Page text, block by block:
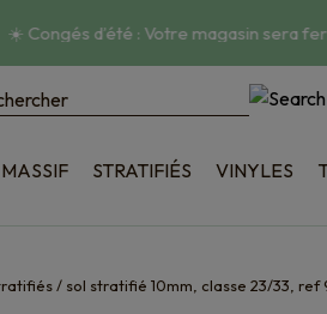
☀️Congés d’été : Votre magasin sera
STRATIFIÉS VINYLES
/ sol stratifié 10mm, classe 23/33, ref